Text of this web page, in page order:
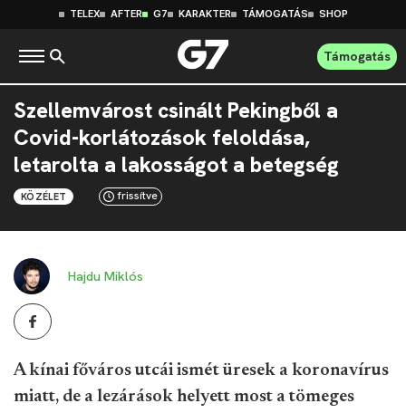
TELEX AFTER G7 KARAKTER TÁMOGATÁS SHOP
Támogatás
Szellemvárost csinált Pekingből a
Covid-korlátozások feloldása,
letarolta a lakosságot a betegség
KÖZÉLET frissítve
Hajdu Miklós
A kínai főváros utcái ismét üresek a koronavírus
miatt, de a lezárások helyett most a tömeges